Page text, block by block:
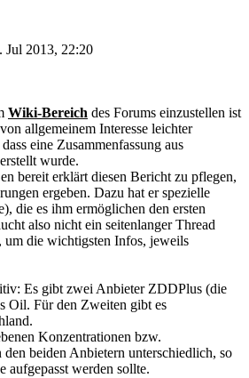
Jul 2013, 22:20
Wiki-Bereich des Forums einzustellen ist
allgemeinem Interesse leichter
eine Zusammenfassung aus
wurde.
bereit erklärt diesen Bericht zu pflegen,
ergeben. Dazu hat er spezielle
die es ihm ermöglichen den ersten
also nicht ein seitenlanger Thread
die wichtigsten Infos, jeweils
Es gibt zwei Anbieter ZDDPlus (die
Oil. Für den Zweiten gibt es
Konzentrationen bzw.
beiden Anbietern unterschiedlich, so
aufgepasst werden sollte.